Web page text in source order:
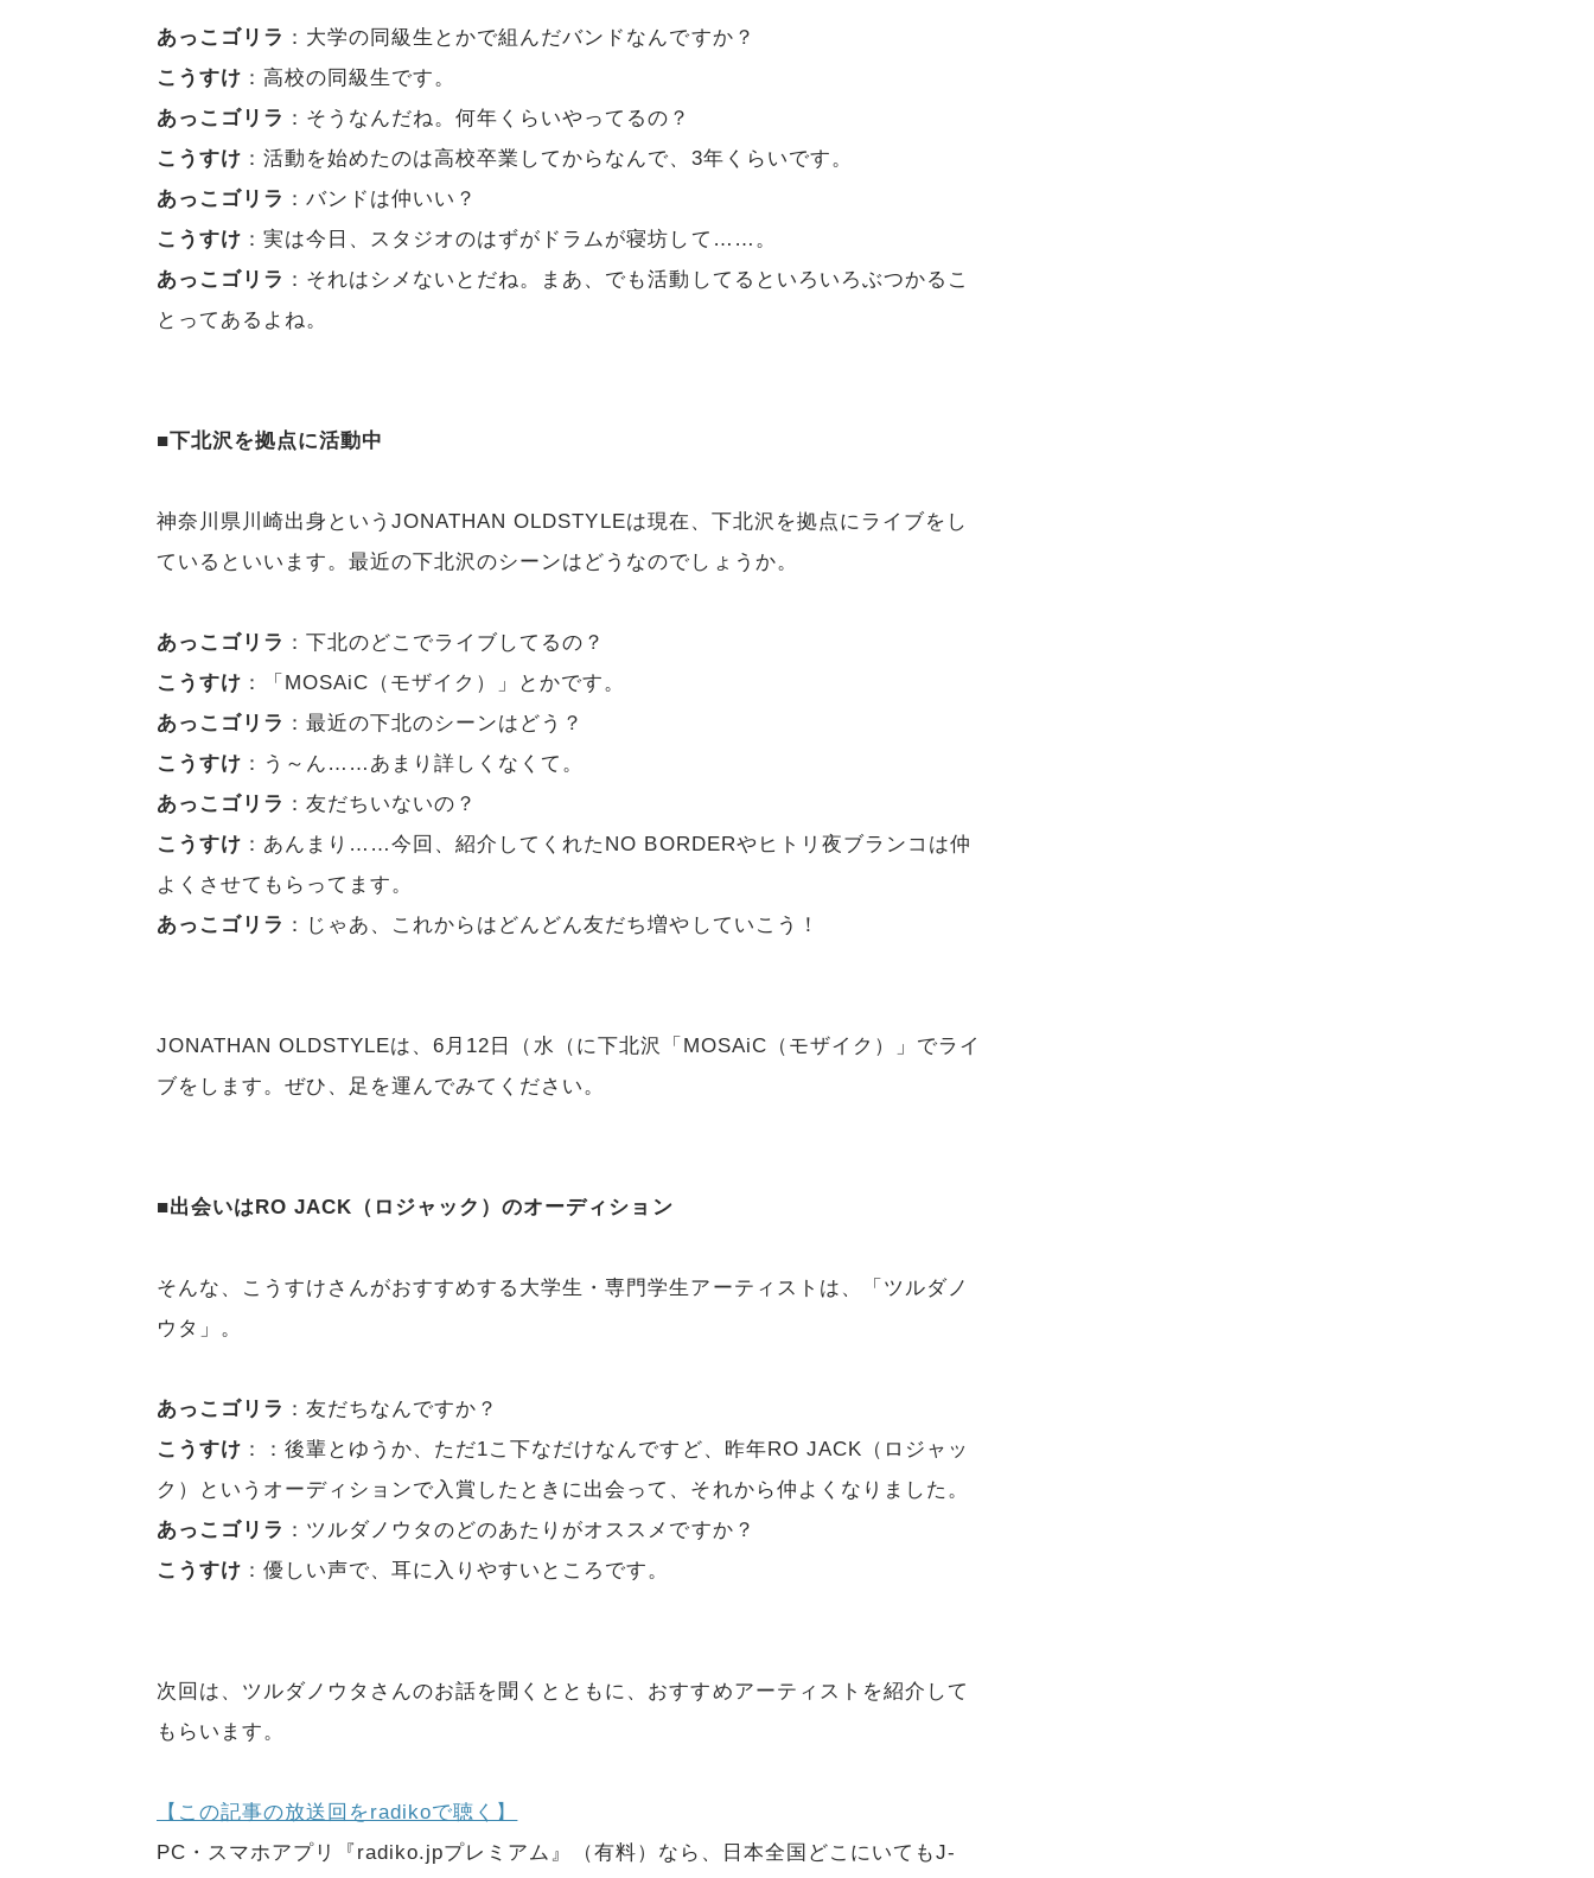
あっこゴリラ ：大学の同級生とかで組んだバンドなんですか？
こうすけ ：高校の同級生です。
あっこゴリラ ：そうなんだね。何年くらいやってるの？
こうすけ ：活動を始めたのは高校卒業してからなんで、3年くらいです。
あっこゴリラ ：バンドは仲いい？
こうすけ ：実は今日、スタジオのはずがドラムが寝坊して……。
あっこゴリラ ：それはシメないとだね。まあ、でも活動してるといろいろぶつかるこ
とってあるよね。
■下北沢を拠点に活動中
神奈川県川崎出身というJONATHAN OLDSTYLEは現在、下北沢を拠点にライブをし
ているといいます。最近の下北沢のシーンはどうなのでしょうか。
あっこゴリラ ：下北のどこでライブしてるの？
こうすけ ：「MOSAiC（モザイク）」とかです。
あっこゴリラ ：最近の下北のシーンはどう？
こうすけ ：う～ん……あまり詳しくなくて。
あっこゴリラ ：友だちいないの？
こうすけ ：あんまり……今回、紹介してくれたNO BORDERやヒトリ夜ブランコは仲
よくさせてもらってます。
あっこゴリラ ：じゃあ、これからはどんどん友だち増やしていこう！
JONATHAN OLDSTYLEは、6月12日（水（に下北沢「MOSAiC（モザイク）」でライ
ブをします。ぜひ、足を運んでみてください。
■出会いはRO JACK（ロジャック）のオーディション
そんな、こうすけさんがおすすめする大学生・専門学生アーティストは、「ツルダノ
ウタ」。
あっこゴリラ ：友だちなんですか？
こうすけ ：：後輩とゆうか、ただ1こ下なだけなんですど、昨年RO JACK（ロジャッ
ク）というオーディションで入賞したときに出会って、それから仲よくなりました。
あっこゴリラ ：ツルダノウタのどのあたりがオススメですか？
こうすけ ：優しい声で、耳に入りやすいところです。
次回は、ツルダノウタさんのお話を聞くとともに、おすすめアーティストを紹介して
もらいます。
【この記事の放送回をradikoで聴く】
PC・スマホアプリ『radiko.jpプレミアム』（有料）なら、日本全国どこにいてもJ-